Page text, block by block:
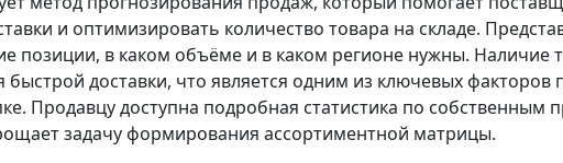
и оптимизировать количество товара на складе.
позиции, в каком объёме и в каком регионе нужны. Наличие
быстрой доставки, что является одним из ключевых факторов
Продавцу доступна подробная статистика по собственным
задачу формирования ассортиментной матрицы.